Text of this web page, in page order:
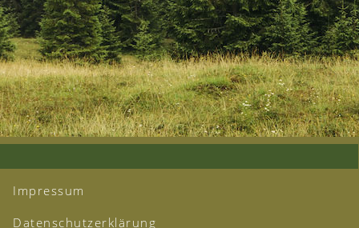
Impressum
Datenschutzerklärung